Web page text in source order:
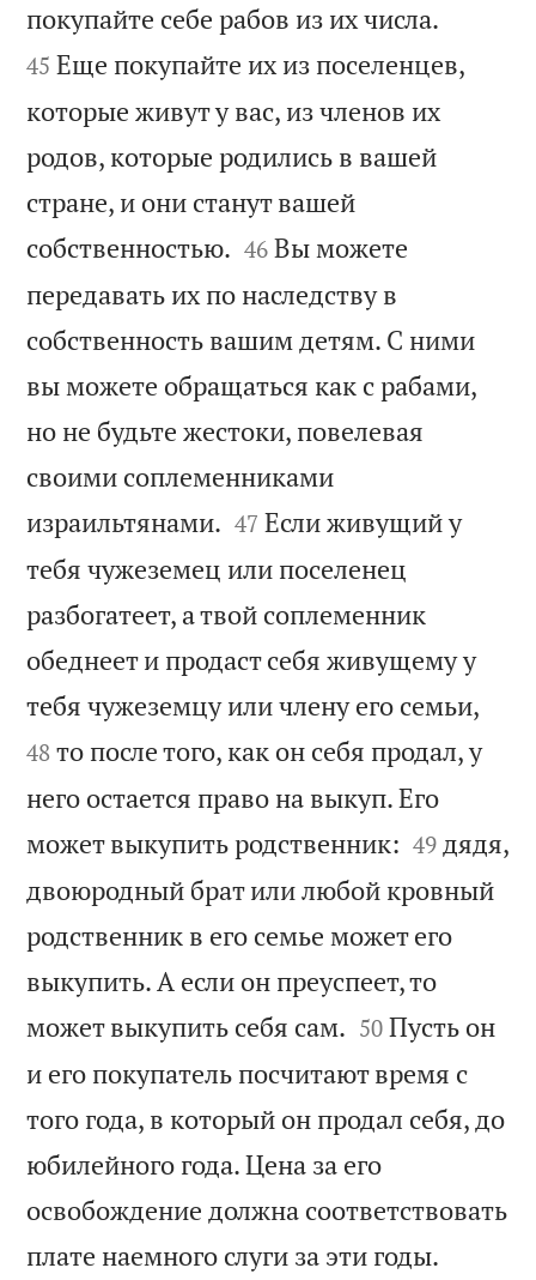
покупайте себе рабов из их числа.
45 Еще покупайте их из поселенцев,
которые живут у вас, из членов их
родов, которые родились в вашей
стране, и они станут вашей
собственностью. 

46 Вы можете
передавать их по наследству в
собственность вашим детям. С ними
вы можете обращаться как с рабами,
но не будьте жестоки, повелевая
своими соплеменниками
израильтянами. 

47 Если живущий у
тебя чужеземец или поселенец
разбогатеет, а твой соплеменник
обеднеет и продаст себя живущему у
тебя чужеземцу или члену его семьи,
48 то после того, как он себя продал, у
него остается право на выкуп. Его
может выкупить родственник: 

49 дядя,
двоюродный брат или любой кровный
родственник в его семье может его
выкупить. А если он преуспеет, то
может выкупить себя сам. 

50 Пусть он
и его покупатель посчитают время с
того года, в который он продал себя, до
юбилейного года. Цена за его
освобождение должна соответствовать
плате наемного слуги за эти годы.